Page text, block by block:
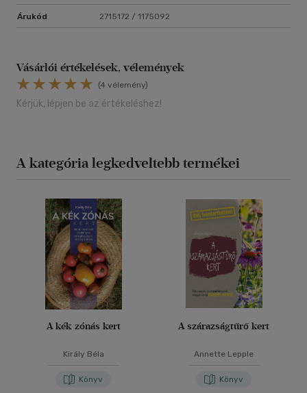
Árukód 2715172 / 1175092
Vásárlói értékelések, vélemények
(4 vélemény)
Kérjük, lépjen be az értékeléshez!
A kategória legkedveltebb termékei
A kék zónás kert
Király Béla
Könyv
A szárazságtűrő kert
Annette Lepple
Könyv